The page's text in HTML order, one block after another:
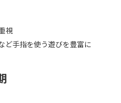
視
ど手指を使う遊びを豊富に